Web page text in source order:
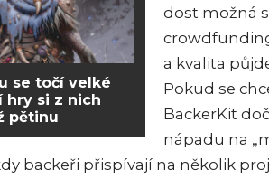
se točí velké
hry si z nich
pětinu
dost možná
a kvalita
Pokud se
BackerKit
nápadu na
backeři přispívají na několik